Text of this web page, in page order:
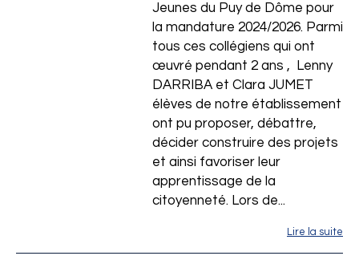
Jeunes du Puy de Dôme pour
la mandature 2024/2026. Parmi
tous ces collégiens qui ont
œuvré pendant 2 ans , Lenny
DARRIBA et Clara JUMET
élèves de notre établissement
ont pu proposer, débattre,
décider construire des projets
et ainsi favoriser leur
apprentissage de la
citoyenneté. Lors de...
Lire la suite